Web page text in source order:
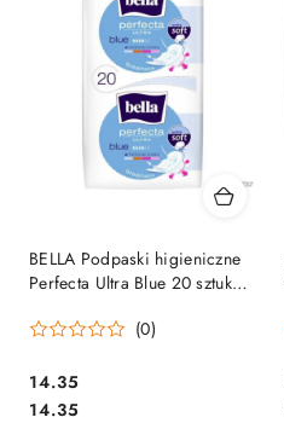
BELLA Podpaski higieniczne
Perfecta Ultra Blue 20 sztuk
(0)
Cena:
14.35
Cena:
14.35